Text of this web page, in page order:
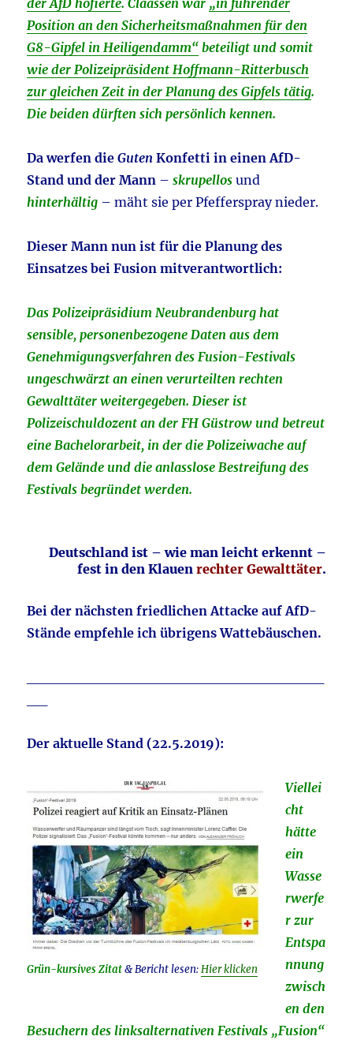
der AfD hofierte. Claassen war „in führender
Position an den Sicherheitsmaßnahmen für den
G8-Gipfel in Heiligendamm“ beteiligt und somit
wie der Polizeipräsident Hoffmann-Ritterbusch
zur gleichen Zeit in der Planung des Gipfels tätig.
Die beiden dürften sich persönlich kennen.
Da werfen die Guten Konfetti in einen AfD-
Stand und der Mann – skrupellosund
hinterhältig – mäht sie per Pfefferspray nieder.
Dieser Mann nun ist für die Planung des
Einsatzes bei Fusion mitverantwortlich:
Das Polizeipräsidium Neubrandenburg hat
sensible, personenbezogene Daten aus dem
Genehmigungsverfahren des Fusion-Festivals
ungeschwärzt an einen verurteilten rechten
Gewalttäter weitergegeben. Dieser ist
Polizeischuldozent an der FH Güstrow und betreut
eine Bachelorarbeit, in der die Polizeiwache auf
dem Gelände und die anlasslose Bestreifung des
Festivals begründet werden.
Deutschland ist – wie man leicht erkennt –
fest in den Klauen rechter Gewalttäter.
Bei der nächsten friedlichen Attacke auf AfD-
Stände empfehle ich übrigens Wattebäuschen.
Der aktuelle Stand (22.5.2019):
Grün-kursives Zitat& Bericht lesen:Hier klicken
Viellei
cht
hätte
ein
Wasse
rwerfe
r zur
Entspa
nnung
zwisch
en den
Besuchern des linksalternativen Festivals „Fusion“